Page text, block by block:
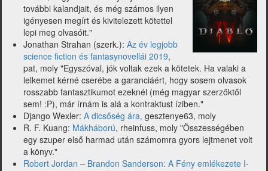
további kalandjait, és még számos ilyen
igényesen megírt és kivitelezett kötettel
lepi meg olvasóit."
Jonathan Strahan (szerk.): Az év legjobb
science fiction és fantasynovellái 2019,
pat, moly "Egyszóval, jók voltak ezek a kötetek. Ha valaki a
lelkemet kérné cserébe a garanciáért, hogy sosem olvasok
rosszabb fantasztikumot ezeknél (még magyar szerzőktől
sem! :P), már írnám is alá a kontraktust íziben."
Django Wexler: A dicsőség ára, gesztenye63, moly
R. F. Kuang: Mákháború, rheinfuss, moly "Összességében
egy szuper első harmad után számomra gyors lejtmenet volt
a könyv."
Robert Jordan – Brandon Sanderson: A Fény emlékezete I-